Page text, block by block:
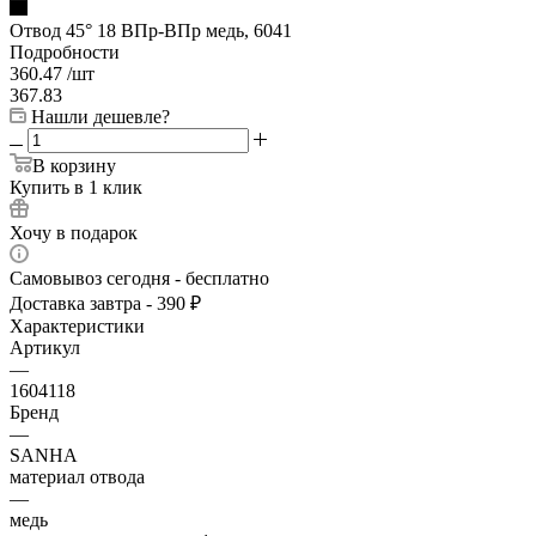
Отвод 45° 18 ВПр-ВПр медь, 6041
Подробности
360.47 /шт
367.83
Нашли дешевле?
В корзину
Купить в 1 клик
Хочу в подарок
Самовывоз сегодня - бесплатно
Доставка завтра - 390 ₽
Характеристики
Артикул
—
1604118
Бренд
—
SANHA
материал отвода
—
медь